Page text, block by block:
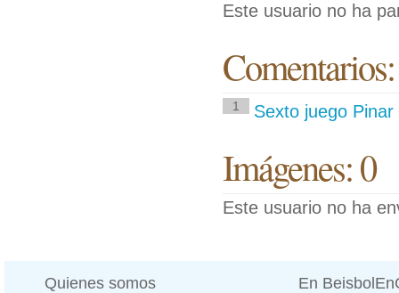
Este usuario no ha
1 Sexto juego
Imágenes: 0
Este usuario no ha
Quienes somos En